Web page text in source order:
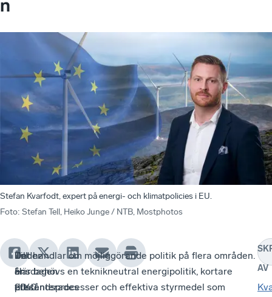
n
Stefan Kvarfodt, expert på energi- och klimatpolicies i EU.
Foto: Stefan Tell, Heiko Junge / NTB, Mostphotos
Under
onsdagen
presenterades
Det
är
ett
Till
år
2040
Det handlar om möjliggörande politik på flera områden.
Här behövs en teknikneutral energipolitik, kortare
tillståndsprocesser och effektiva styrmedel som
AV